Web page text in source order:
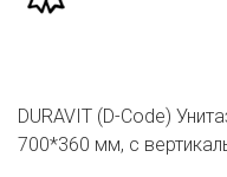
DURAVIT (D-Code)
700*360 мм, с